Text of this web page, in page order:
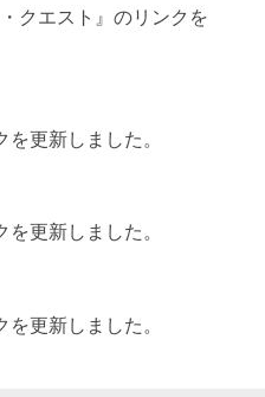
クエスト』のリンクを
更新しました。
更新しました。
更新しました。